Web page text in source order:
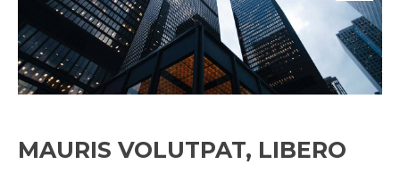
MAURIS VOLUTPAT, LIBERO